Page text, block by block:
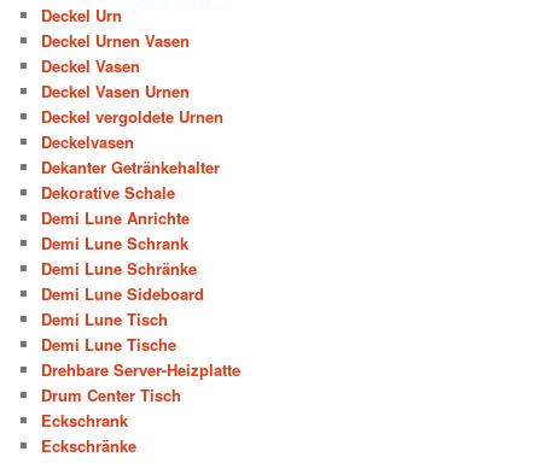
Deckel Urn
Deckel Urnen Vasen
Deckel Vasen
Deckel Vasen Urnen
Deckel vergoldete Urnen
Deckelvasen
Dekanter Getränkehalter
Dekorative Schale
Demi Lune Anrichte
Demi Lune Schrank
Demi Lune Schränke
Demi Lune Sideboard
Demi Lune Tisch
Demi Lune Tische
Drehbare Server-Heizplatte
Drum Center Tisch
Eckschrank
Eckschränke